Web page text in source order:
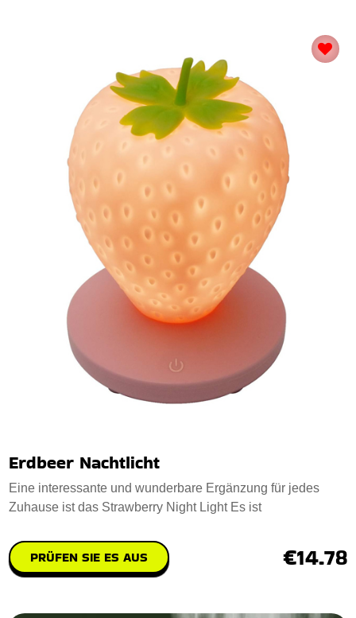
Erdbeer Nachtlicht
Eine interessante und wunderbare Ergänzung für jedes
Zuhause ist das Strawberry Night Light Es ist
PRÜFEN SIE ES AUS €14.78